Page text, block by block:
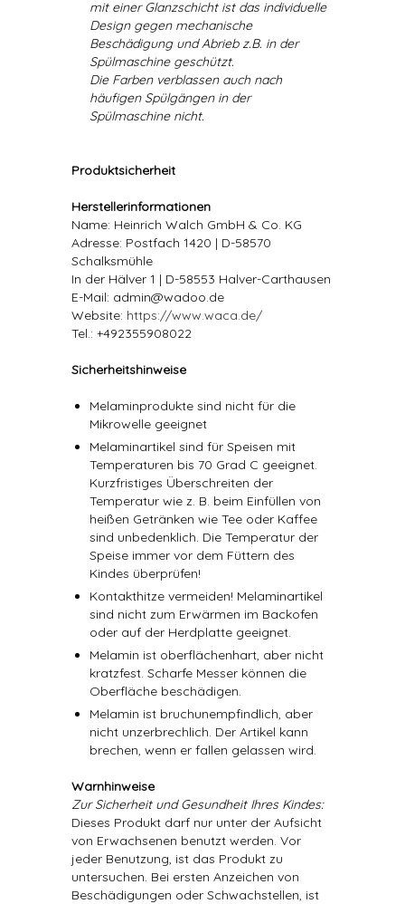
mit einer Glanzschicht ist das individuelle
Design gegen mechanische
Beschädigung und Abrieb z.B. in der
Spülmaschine geschützt.
Die Farben verblassen auch nach
häufigen Spülgängen in der
Spülmaschine nicht.
Produktsicherheit
Herstellerinformationen
Name: Heinrich Walch GmbH & Co. KG
Adresse: Postfach 1420 | D-58570
Schalksmühle
In der Hälver 1 | D-58553 Halver-Carthausen
E-Mail: admin@wadoo.de
Website: https://www.waca.de/
Tel.: +492355908022
Sicherheitshinweise
Melaminprodukte sind nicht für die
Mikrowelle geeignet
Melaminartikel sind für Speisen mit
Temperaturen bis 70 Grad C geeignet.
Kurzfristiges Überschreiten der
Temperatur wie z. B. beim Einfüllen von
heißen Getränken wie Tee oder Kaffee
sind unbedenklich. Die Temperatur der
Speise immer vor dem Füttern des
Kindes überprüfen!
Kontakthitze vermeiden! Melaminartikel
sind nicht zum Erwärmen im Backofen
oder auf der Herdplatte geeignet.
Melamin ist oberflächenhart, aber nicht
kratzfest. Scharfe Messer können die
Oberfläche beschädigen.
Melamin ist bruchunempfindlich, aber
nicht unzerbrechlich. Der Artikel kann
brechen, wenn er fallen gelassen wird.
Warnhinweise
Zur Sicherheit und Gesundheit Ihres Kindes:
Dieses Produkt darf nur unter der Aufsicht
von Erwachsenen benutzt werden. Vor
jeder Benutzung, ist das Produkt zu
untersuchen. Bei ersten Anzeichen von
Beschädigungen oder Schwachstellen, ist